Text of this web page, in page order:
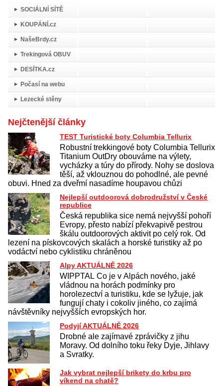
SOCIÁLNÍ SÍTĚ
KOUPÁNÍ.cz
NašeBrdy.cz
Trekingová OBUV
DESÍTKA.cz
Počasí na webu
Lezecké stěny
Nejčtenější články
TEST Turistické boty Columbia Tellurix
Robustní trekkingové boty Columbia Tellurix
Titanium OutDry obouváme na výlety,
vycházky a túry do přírody. Nohy se doslova
těší, až vklouznou do pohodlné, ale pevné
obuvi. Hned za dveřmí nasadíme houpavou chůzi
Nejlepší outdoorová dobrodružství v České
republice
Česká republika sice nemá nejvyšší pohoří
Evropy, přesto nabízí překvapivě pestrou
škálu outdoorových aktivit po celý rok. Od
lezení na pískovcových skalách a horské turistiky až po
vodáctví nebo cyklistiku chráněnou
Alpy AKTUÁLNĚ 2026
WIPPTAL Co je v Alpách nového, jaké
vládnou na horách podmínky pro
horolezectví a turistiku, kde se lyžuje, jak
fungují chaty i cokoliv jiného, co zajímá
návštěvníky nejvyšších evropských hor.
Podyjí AKTUÁLNĚ 2026
Drobné ale zajímavé zprávičky z jihu
Moravy. Od dolního toku řeky Dyje, Jihlavy
a Svratky.
Jak vybrat nejlepší brikety do krbu pro
víkend na chatě?